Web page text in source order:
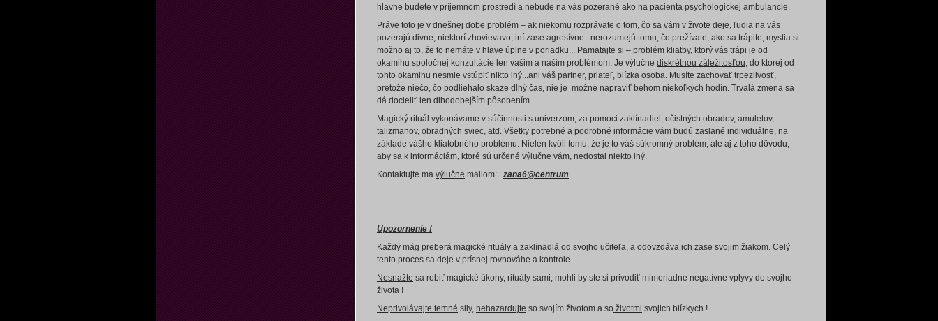
hlavne budete v príjemnom prostredí a nebude na vás pozerané ako na pacienta psychologickej ambulancie.
Práve toto je v dnešnej dobe problém – ak niekomu rozprávate o tom, čo sa vám v živote deje, ľudia na vás
pozerajú divne, niektorí zhovievavo, iní zase agresívne...nerozumejú tomu, čo prežívate, ako sa trápite, myslia si
možno aj to, že to nemáte v hlave úplne v poriadku... Pamätajte si – problém kliatby, ktorý vás trápi je od
okamihu spoločnej konzultácie len vašim a naším problémom. Je výlučne diskrétnou záležitosťou, do ktorej od
tohto okamihu nesmie vstúpiť nikto iný...ani váš partner, priateľ, blízka osoba. Musíte zachovať trpezlivosť,
pretože niečo, čo podliehalo skaze dlhý čas, nie je možné napraviť behom niekoľkých hodín. Trvalá zmena sa
dá docieliť len dlhodobejším pôsobením.
Magický rituál vykonávame v súčinnosti s univerzom, za pomoci zaklínadiel, očistných obradov, amuletov,
talizmanov, obradných sviec, atď. Všetky potrebné a podrobné informácie vám budú zaslané individuálne, na
základe vášho kliatobného problému. Nielen kvôli tomu, že je to váš súkromný problém, ale aj z toho dôvodu,
aby sa k informáciám, ktoré sú určené výlučne vám, nedostal niekto iný.
Kontaktujte ma výlučne mailom: zana6@centrum
Upozornenie !
Každý mág preberá magické rituály a zaklínadlá od svojho učiteľa, a odovzdáva ich zase svojim žiakom. Celý
tento proces sa deje v prísnej rovnováhe a kontrole.
Nesnažte sa robiť magické úkony, rituály sami, mohli by ste si privodiť mimoriadne negatívne vplyvy do svojho
života !
Neprivolávajte temné sily, nehazardujte so svojím životom a so životmi svojich blízkych !